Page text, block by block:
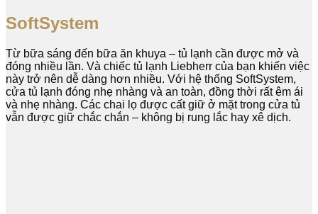
SoftSystem
Từ bữa sáng đến bữa ăn khuya – tủ lạnh cần được mở và
đóng nhiều lần. Và chiếc tủ lạnh Liebherr của bạn khiến việc
này trở nên dễ dàng hơn nhiều. Với hệ thống SoftSystem,
cửa tủ lạnh đóng nhẹ nhàng và an toàn, đồng thời rất êm ái
và nhẹ nhàng. Các chai lọ được cất giữ ở mặt trong cửa tủ
vẫn được giữ chắc chắn – không bị rung lắc hay xê dịch.